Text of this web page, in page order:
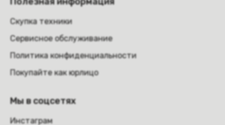
Скупка техники
Сервисное обслуживание
Политика конфиденциальности
Покупайте как юрлицо
Мы в соцсетях
Инстаграм